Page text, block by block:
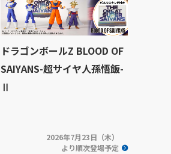
ドラゴンボールZ BLOOD OF
SAIYANS-超サイヤ人孫悟飯-
Ⅱ
2026年7月23日（木）
より順次登場予定